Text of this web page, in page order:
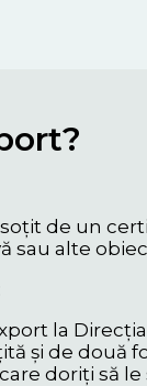
de un
sau alte
la
și de
doriți să le